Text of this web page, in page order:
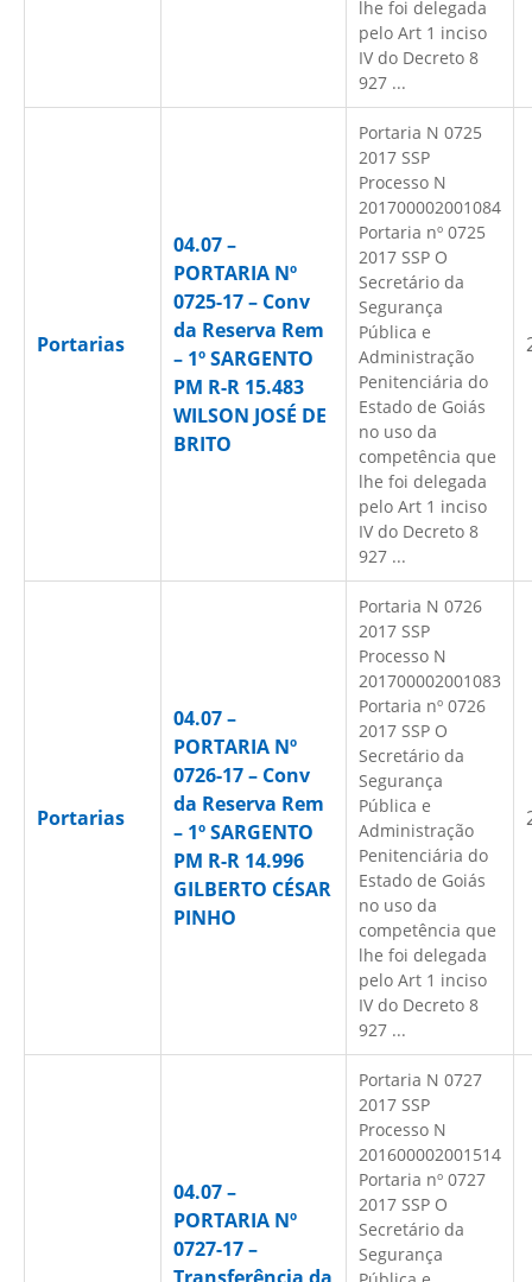
lhe foi delegada
pelo Art 1 inciso
IV do Decreto 8
927 ...
Portarias
04.07 –
PORTARIA Nº
0725-17 – Conv
da Reserva Rem
– 1º SARGENTO
PM R-R 15.483
WILSON JOSÉ DE
BRITO
Portaria N 0725
2017 SSP
Processo N
201700002001084
Portaria nº 0725
2017 SSP O
Secretário da
Segurança
Pública e
Administração
Penitenciária do
Estado de Goiás
no uso da
competência que
lhe foi delegada
pelo Art 1 inciso
IV do Decreto 8
927 ...
Portarias
04.07 –
PORTARIA Nº
0726-17 – Conv
da Reserva Rem
– 1º SARGENTO
PM R-R 14.996
GILBERTO CÉSAR
PINHO
Portaria N 0726
2017 SSP
Processo N
201700002001083
Portaria nº 0726
2017 SSP O
Secretário da
Segurança
Pública e
Administração
Penitenciária do
Estado de Goiás
no uso da
competência que
lhe foi delegada
pelo Art 1 inciso
IV do Decreto 8
927 ...
04.07 –
PORTARIA Nº
0727-17 –
Portaria N 0727
2017 SSP
Processo N
201600002001514
Portaria nº 0727
2017 SSP O
Secretário da
Segurança